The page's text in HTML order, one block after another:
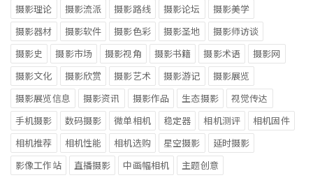
摄影理论 摄影流派 摄影路线 摄影论坛
摄影美学
摄影器材
摄影软件 摄影色彩 摄影圣地
摄影师访谈
摄影史
摄影市场 摄影视角 摄影书籍 摄影术语
摄影网
摄影文化
摄影欣赏 摄影艺术 摄影游记
摄影展览
摄影展览信息
摄影资讯 摄影作品 生态摄影
视觉传达
手机摄影
数码摄影 微单相机 稳定器 相机测评
相机固件
相机推荐
相机性能 相机选购 星空摄影
延时摄影
影像工作站
直播摄影 中画幅相机 主题创意